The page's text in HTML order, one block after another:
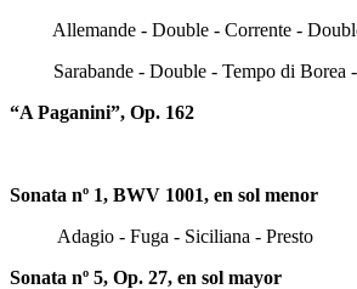
Allemande - Double - Corrente -
Sarabande - Double - Tempo di Borea
“A Paganini”, Op. 162
Sonata nº 1, BWV 1001, en sol menor
Adagio - Fuga - Siciliana -
Sonata nº 5, Op. 27, en sol mayor